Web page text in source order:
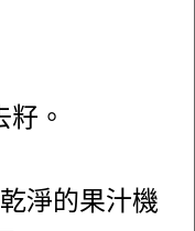
。
淨的果汁機